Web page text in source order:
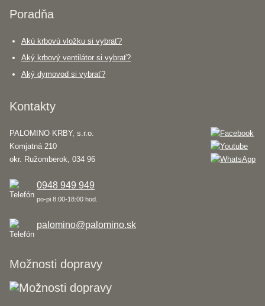
Poradňa
Akú krbovú vložku si vybrať?
Aký krbový ventilátor si vybrať?
Aký dymovod si vybrať?
Kontakty
PALOMINO KRBY, s.r.o.
Komjatná 210
okr. Ružomberok, 034 96
0948 949 949
po-pi 8:00-18:00 hod.
palomino@palomino.sk
Možnosti dopravy